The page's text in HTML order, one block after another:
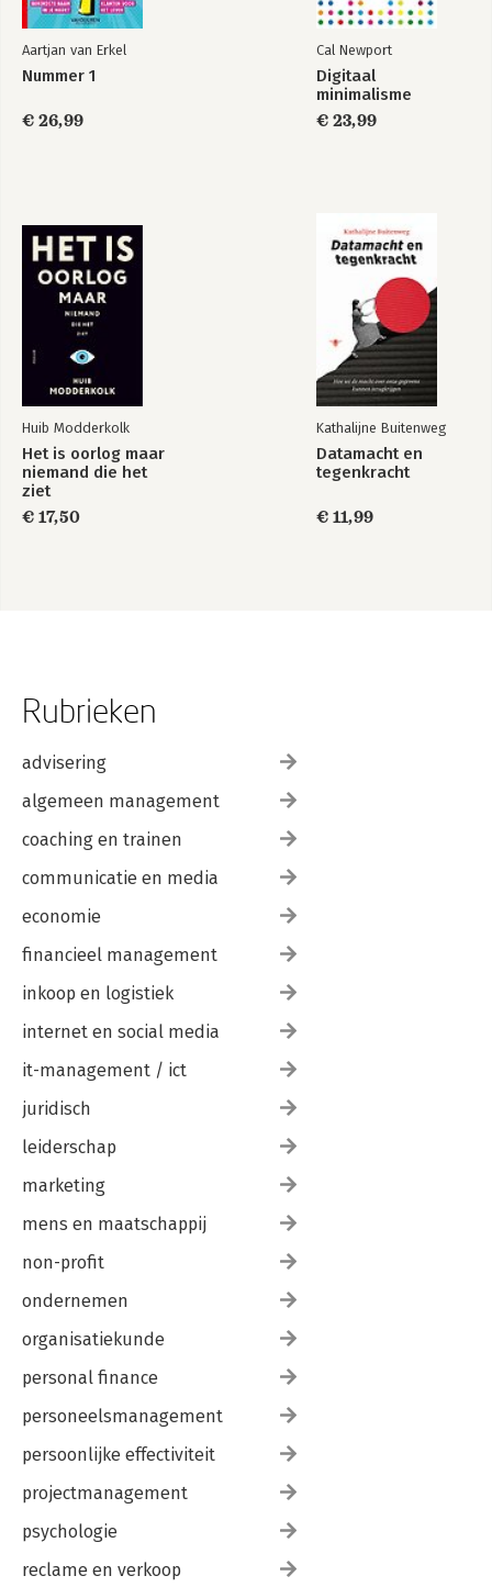
Aartjan van Erkel
Nummer 1
€ 26,99
Cal Newport
Digitaal
minimalisme
€ 23,99
Huib Modderkolk
Het is oorlog maar
niemand die het
ziet
€ 17,50
Kathalijne Buitenweg
Datamacht en
tegenkracht
€ 11,99
Rubrieken
advisering
algemeen management
coaching en trainen
communicatie en media
economie
financieel management
inkoop en logistiek
internet en social media
it-management / ict
juridisch
leiderschap
marketing
mens en maatschappij
non-profit
ondernemen
organisatiekunde
personal finance
personeelsmanagement
persoonlijke effectiviteit
projectmanagement
psychologie
reclame en verkoop